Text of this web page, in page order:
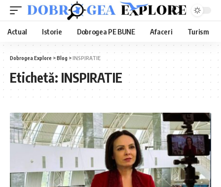
Actual Istorie Dobrogea PE BUNE Afaceri Turism
Dobrogea Explore >Blog >INSPIRATIE
Etichetă: INSPIRATIE